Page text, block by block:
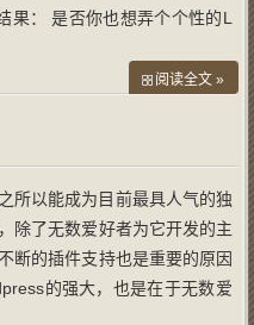
果： 是否你也想弄个个性的L
实现方法： 一、首先注册百
信很多站长已有账号，在此略
阅读全文 »
所以能成为目前最具人气的独
除了无数爱好者为它开发的主
断的插件支持也是重要的原因
的强大，也是在于无数爱